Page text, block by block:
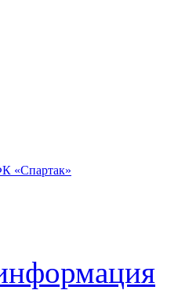
«Спартак»